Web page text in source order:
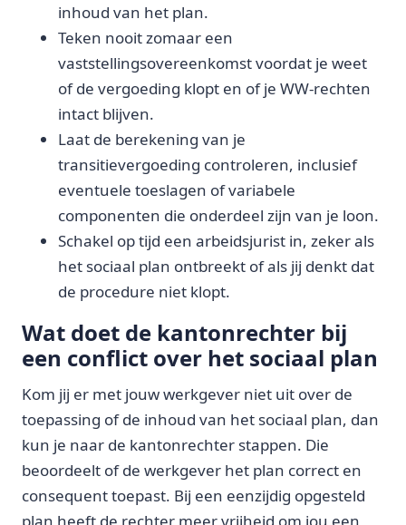
inhoud van het plan.
Teken nooit zomaar een
vaststellingsovereenkomst voordat je weet
of de vergoeding klopt en of je WW-rechten
intact blijven.
Laat de berekening van je
transitievergoeding controleren, inclusief
eventuele toeslagen of variabele
componenten die onderdeel zijn van je loon.
Schakel op tijd een arbeidsjurist in, zeker als
het sociaal plan ontbreekt of als jij denkt dat
de procedure niet klopt.
Wat doet de kantonrechter bij
een conflict over het sociaal plan
Kom jij er met jouw werkgever niet uit over de
toepassing of de inhoud van het sociaal plan, dan
kun je naar de kantonrechter stappen. Die
beoordeelt of de werkgever het plan correct en
consequent toepast. Bij een eenzijdig opgesteld
plan heeft de rechter meer vrijheid om jou een